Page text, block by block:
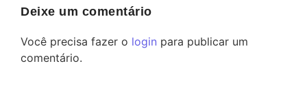
Deixe um comentário
Você precisa fazer o login para publicar um
comentário.